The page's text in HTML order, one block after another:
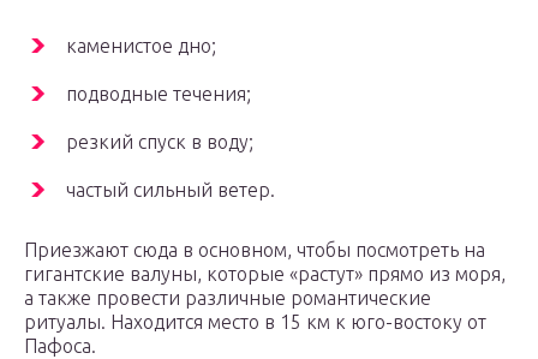
каменистое дно;
подводные течения;
резкий спуск в воду;
частый сильный ветер.
Приезжают сюда в основном, чтобы посмотреть на
гигантские валуны, которые «растут» прямо из моря,
а также провести различные романтические
ритуалы. Находится место в 15 км к юго-востоку от
Пафоса.